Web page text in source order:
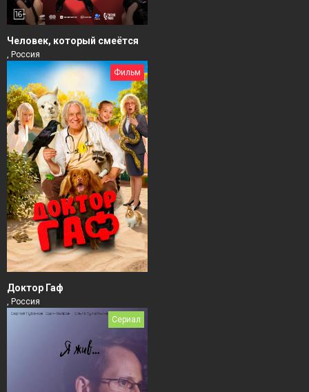
Человек, который смеётся
, Россия
Фильм
Доктор Гаф
, Россия
Сериал